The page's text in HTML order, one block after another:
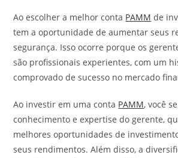
Ao escolher a melhor conta PAMM de
tem a oportunidade de aumentar seus
segurança. Isso ocorre porque os
são profissionais experientes, com um
comprovado de sucesso no mercado
Ao investir em uma conta PAMM, você
conhecimento e expertise do gerente,
melhores oportunidades de
seus rendimentos. Além disso, a